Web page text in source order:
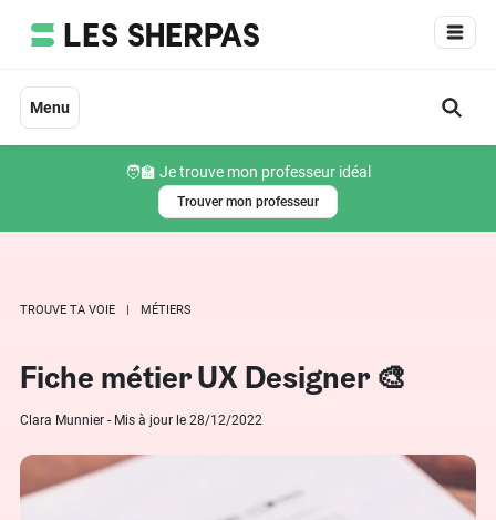
Menu
🧑‍🏫 Je trouve mon professeur idéal
Trouver mon professeur
TROUVE TA VOIE MÉTIERS
Fiche métier UX Designer 🎨
Clara Munnier - Mis à jour le 28/12/2022